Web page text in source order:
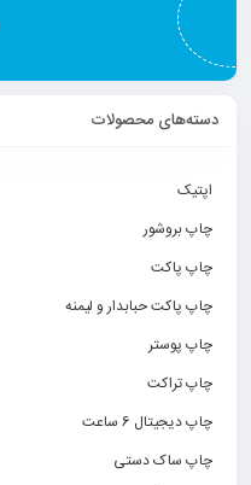
دسته‌های محصولات
اپتیک
چاپ بروشور
چاپ پاکت
چاپ پاکت حبابدار و لیمنه
چاپ پوستر
چاپ تراکت
چاپ دیجیتال 6 ساعت
چاپ ساک دستی